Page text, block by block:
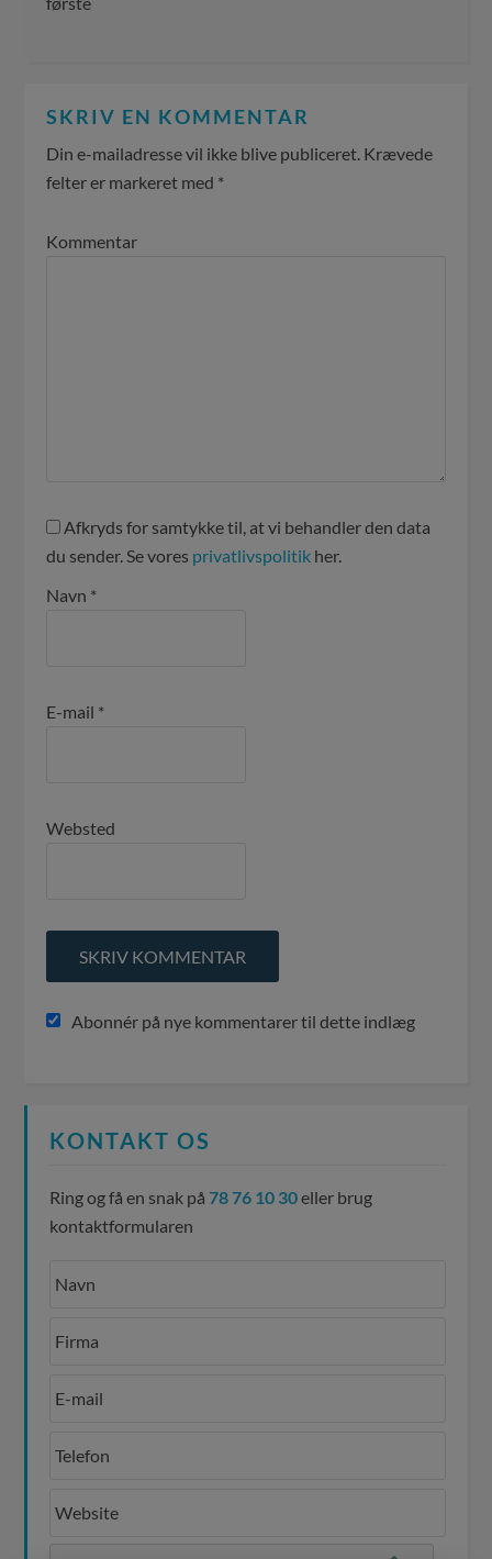
SKRIV EN KOMMENTAR
Din e-mailadresse vil ikke blive publiceret. Krævede
felter er markeret med *
Kommentar
Afkryds for samtykke til, at vi behandler den data
du sender. Se vores privatlivspolitik her.
Navn *
E-mail *
Websted
Abonnér på nye kommentarer til dette indlæg
KONTAKT OS
Ring og få en snak på78 76 10 30eller brug
kontaktformularen